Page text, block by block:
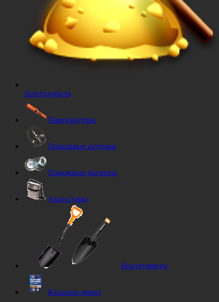
Золотодобыча
Пинпоинтеры
Поисковые катушки
Поисковые магниты
Аксессуары
Инструменты
Каталоги монет